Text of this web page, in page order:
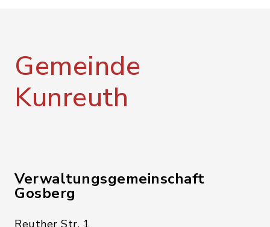
Gemeinde
Kunreuth
Verwaltungsgemeinschaft
Gosberg
Reuther Str. 1